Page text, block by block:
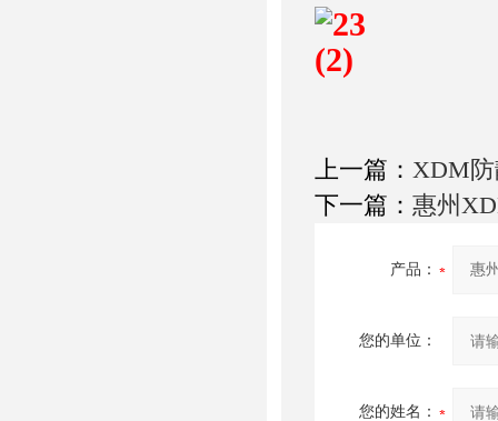
上一篇： XDM
下一篇： 惠州
产品：
您的单位：
您的姓名：